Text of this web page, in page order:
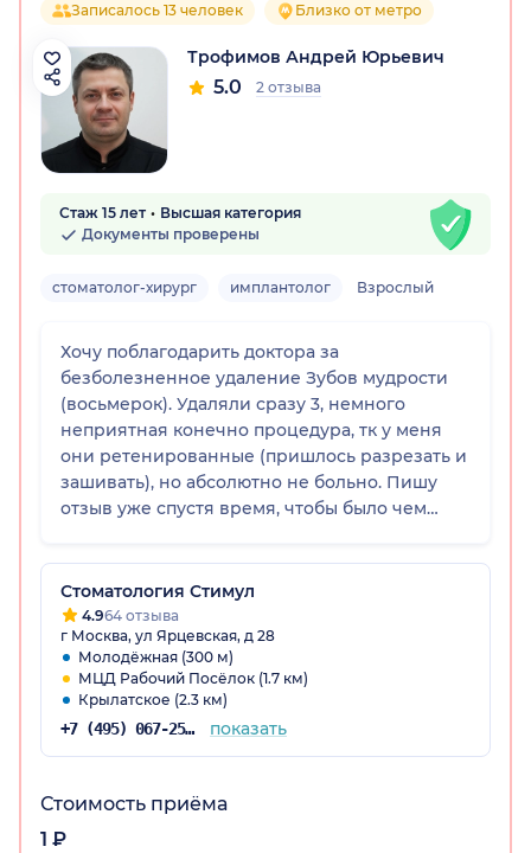
Записалось 13 человек Близко от метро
Трофимов Андрей Юрьевич
5.0 2 отзыва
Стаж 15 лет
Высшая категория
Документы проверены
стоматолог-хирург имплантолог Взрослый
Хочу поблагодарить доктора за
безболезненное удаление Зубов мудрости
(восьмерок). Удаляли сразу 3, немного
неприятная конечно процедура, тк у меня
они ретенированные (пришлось разрезать и
зашивать), но абсолютно не больно. Пишу
отзыв уже спустя время, чтобы было чем
случае не было синяков и сильной боли,
только немного ноющая, которая легко
снималась препаратами, прописанными
доктором.
Стоматология Стимул
4.964 отзыва
г Москва, ул Ярцевская, д 28
Молодёжная (300 м)
МЦД Рабочий Посёлок (1.7 км)
Крылатское (2.3 км)
+7 (495) 067-25-84 показать
Стоимость приёма
1 ₽